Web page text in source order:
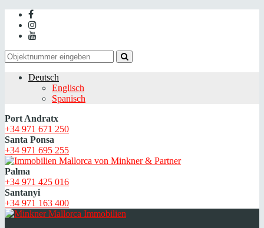
Deutsch
Englisch
Spanisch
Port Andratx
+34 971 671 250
Santa Ponsa
+34 971 695 255
Palma
+34 971 425 016
Santanyi
+34 971 163 400